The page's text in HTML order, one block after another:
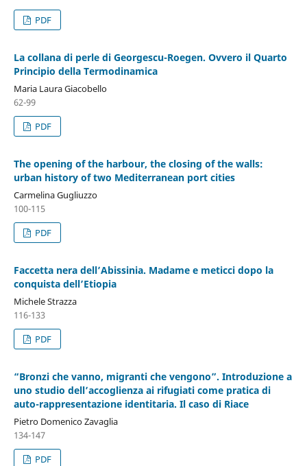
PDF
La collana di perle di Georgescu-Roegen. Ovvero il Quarto
Principio della Termodinamica
Maria Laura Giacobello
62-99
PDF
The opening of the harbour, the closing of the walls:
urban history of two Mediterranean port cities
Carmelina Gugliuzzo
100-115
PDF
Faccetta nera dell’Abissinia. Madame e meticci dopo la
conquista dell’Etiopia
Michele Strazza
116-133
PDF
“Bronzi che vanno, migranti che vengono”. Introduzione a
uno studio dell’accoglienza ai rifugiati come pratica di
auto-rappresentazione identitaria. Il caso di Riace
Pietro Domenico Zavaglia
134-147
PDF